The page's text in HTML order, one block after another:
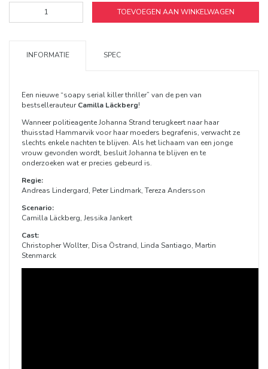
TOEVOEGEN AAN WINKELWAGEN
INFORMATIE SPEC
Een nieuwe “soapy serial killer thriller” van de pen van
bestsellerauteurCamilla Läckberg!
Wanneer politieagente Johanna Strand terugkeert naar haar
thuisstad Hammarvik voor haar moeders begrafenis, verwacht ze
slechts enkele nachten te blijven. Als het lichaam van een jonge
vrouw gevonden wordt, besluit Johanna te blijven en te
onderzoeken wat er precies gebeurd is.
Regie:
Andreas Lindergard, Peter Lindmark, Tereza Andersson
Scenario:
Camilla Läckberg, Jessika Jankert
Cast:
Christopher Wollter, Disa Östrand, Linda Santiago, Martin
Stenmarck